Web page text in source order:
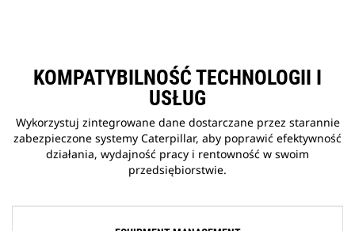
KOMPATYBILNOŚĆ TECHNOLOGII I
USŁUG
Wykorzystuj zintegrowane dane dostarczane przez starannie
zabezpieczone systemy Caterpillar, aby poprawić efektywność
działania, wydajność pracy i rentowność w swoim
przedsiębiorstwie.